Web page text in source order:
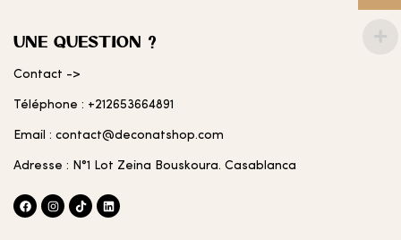
UNE QUESTION ?
Contact ->
Téléphone : +212653664891
Email : contact@deconatshop.com
Adresse : N°1 Lot Zeina Bouskoura. Casablanca